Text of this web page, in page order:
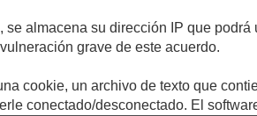
almacena su dirección IP que
grave de este acuerdo.
cookie, un archivo de texto que
conectado/desconectado. El